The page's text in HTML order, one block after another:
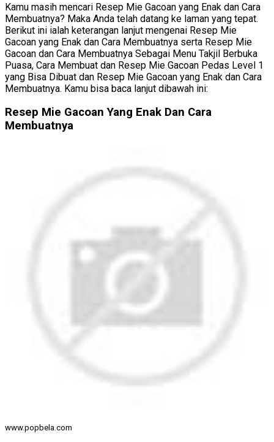
Kamu masih mencari Resep Mie Gacoan yang Enak dan Cara
Membuatnya? Maka Anda telah datang ke laman yang tepat.
Berikut ini ialah keterangan lanjut mengenai Resep Mie
Gacoan yang Enak dan Cara Membuatnya serta Resep Mie
Gacoan dan Cara Membuatnya Sebagai Menu Takjil Berbuka
Puasa, Cara Membuat dan Resep Mie Gacoan Pedas Level 1
yang Bisa Dibuat dan Resep Mie Gacoan yang Enak dan Cara
Membuatnya. Kamu bisa baca lanjut dibawah ini:
Resep Mie Gacoan Yang Enak Dan Cara
Membuatnya
www.popbela.com